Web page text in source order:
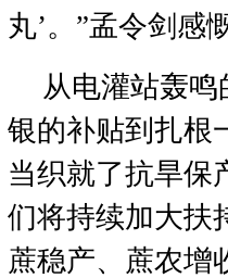
丸’。”孟令剑感
从电灌站轰
银的补贴到扎根
当织就了抗旱保
们将持续加大扶
蔗稳产、蔗农增